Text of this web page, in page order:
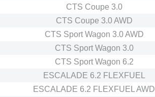
CTS Coupe 3.0
CTS Coupe 3.0 AWD
CTS Sport Wagon 3.0 AWD
CTS Sport Wagon 3.0
CTS Sport Wagon 6.2
ESCALADE 6.2 FLEXFUEL
ESCALADE 6.2 FLEXFUEL AWD